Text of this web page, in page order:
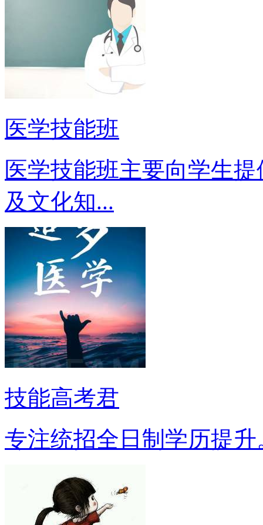
医学技能班
医学技能班主要向学生
及文化知...
技能高考君
专注统招全日制学历提升